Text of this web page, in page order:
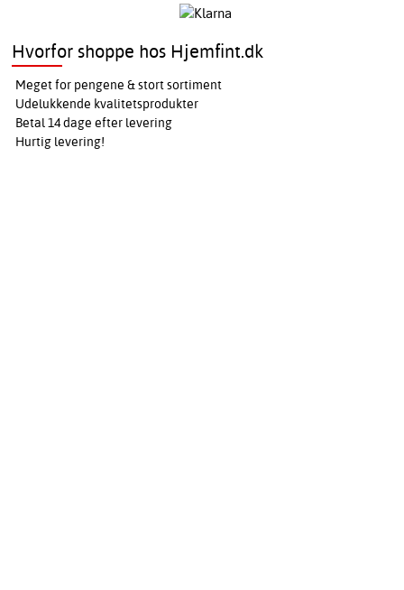
Hvorfor shoppe hos Hjemfint.dk
Meget for pengene & stort sortiment
Udelukkende kvalitetsprodukter
Betal 14 dage efter levering
Hurtig levering!